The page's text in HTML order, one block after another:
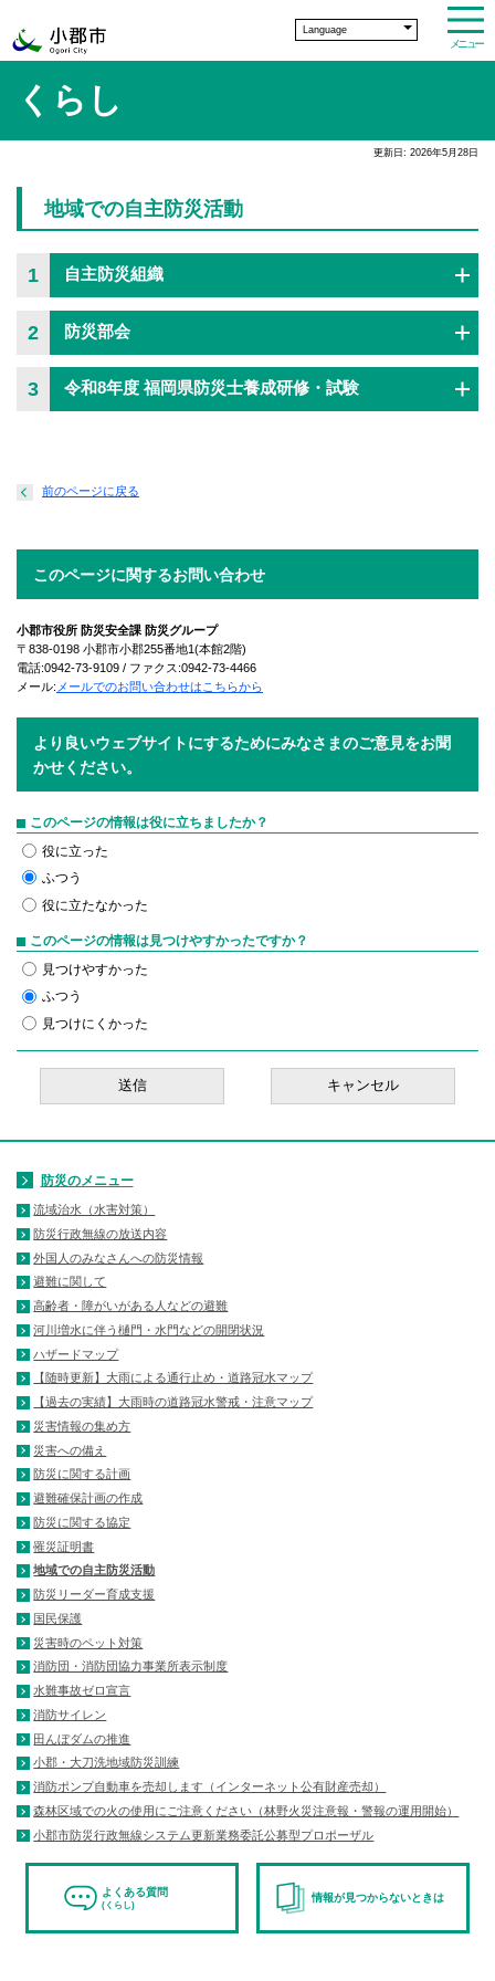
Language
メニュー
くらし
更新日: 2026年5月28日
地域での自主防災活動
1 自主防災組織
2 防災部会
3 令和8年度 福岡県防災士養成研修・試験
前のページに戻る
このページに関するお問い合わせ
小郡市役所 防災安全課 防災グループ
〒838-0198 小郡市小郡255番地1(本館2階)
電話:0942-73-9109 / ファクス:0942-73-4466
メール: メールでのお問い合わせはこちらから
より良いウェブサイトにするためにみなさまのご意見をお聞
かせください。
このページの情報は役に立ちましたか？
役に立った
ふつう
役に立たなかった
このページの情報は見つけやすかったですか？
見つけやすかった
ふつう
見つけにくかった
防災のメニュー
流域治水（水害対策）
防災行政無線の放送内容
外国人のみなさんへの防災情報
避難に関して
高齢者・障がいがある人などの避難
河川増水に伴う樋門・水門などの開閉状況
ハザードマップ
【随時更新】大雨による通行止め・道路冠水マップ
【過去の実績】大雨時の道路冠水警戒・注意マップ
災害情報の集め方
災害への備え
防災に関する計画
避難確保計画の作成
防災に関する協定
罹災証明書
地域での自主防災活動
防災リーダー育成支援
国民保護
災害時のペット対策
消防団・消防団協力事業所表示制度
水難事故ゼロ宣言
消防サイレン
田んぼダムの推進
小郡・大刀洗地域防災訓練
消防ポンプ自動車を売却します（インターネット公有財産売却）
森林区域での火の使用にご注意ください（林野火災注意報・警報の運用開始）
小郡市防災行政無線システム更新業務委託公募型プロポーザル
よくある質問
(くらし)
情報が見つからないときは